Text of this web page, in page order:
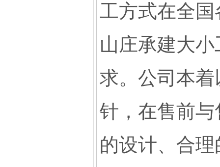
工方式在全
山庄承建大
求。公司本着
针，在售前
的设计、合